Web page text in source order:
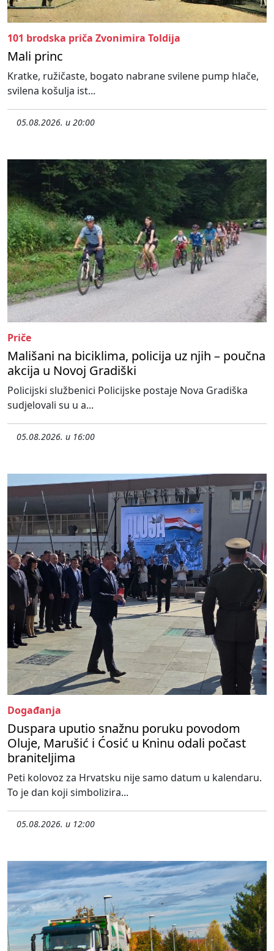
101 brodska priča Zvonimira Toldija
Mali princ
Kratke, ružičaste, bogato nabrane svilene pump hlače,
svilena košulja ist...
05.08.2026. u 20:00
Priče
Mališani na biciklima, policija uz njih – poučna
akcija u Novoj Gradiški
Policijski službenici Policijske postaje Nova Gradiška
sudjelovali su u a...
05.08.2026. u 16:00
Događanja
Duspara uputio snažnu poruku povodom
Oluje, Marušić i Ćosić u Kninu odali počast
braniteljima
Peti kolovoz za Hrvatsku nije samo datum u kalendaru.
To je dan koji simbolizira...
05.08.2026. u 12:00